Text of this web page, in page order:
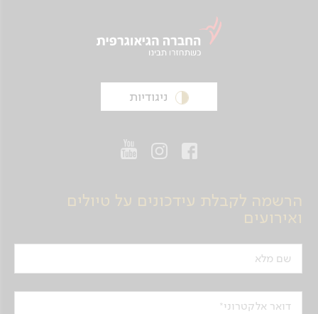
ניגודיות
הרשמה לקבלת עידכונים על טיולים
ואירועים
שם מלא
דואר אלקטרוני